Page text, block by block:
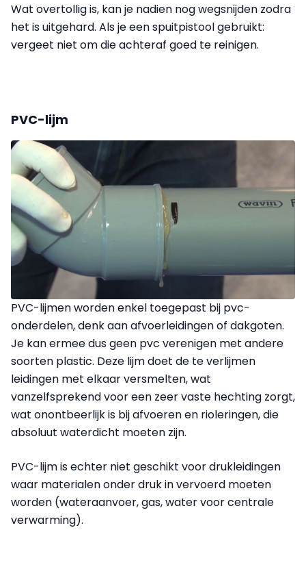
Wat overtollig is, kan je nadien nog wegsnijden zodra
het is uitgehard. Als je een spuitpistool gebruikt:
vergeet niet om die achteraf goed te reinigen.
PVC-lijm
PVC-lijmen worden enkel toegepast bij pvc-
onderdelen, denk aan afvoerleidingen of dakgoten.
Je kan ermee dus geen pvc verenigen met andere
soorten plastic. Deze lijm doet de te verlijmen
leidingen met elkaar versmelten, wat
vanzelfsprekend voor een zeer vaste hechting zorgt,
wat onontbeerlijk is bij afvoeren en rioleringen, die
absoluut waterdicht moeten zijn.
PVC-lijm is echter niet geschikt voor drukleidingen
waar materialen onder druk in vervoerd moeten
worden (wateraanvoer, gas, water voor centrale
verwarming).